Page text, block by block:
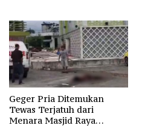
Geger Pria Ditemukan
Tewas Terjatuh dari
Menara Masjid Raya